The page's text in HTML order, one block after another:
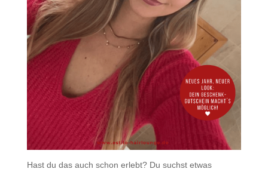
Hast du das auch schon erlebt? Du suchst etwas